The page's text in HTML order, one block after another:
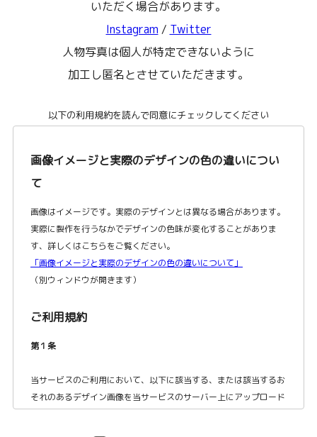
いただく場合があります。
Instagram / Twitter
人物写真は個人が特定できないように
加工し匿名とさせていただきます。
以下の利用規約を読んで同意にチェックしてください
画像イメージと実際のデザインの色の違いについ
て
画像はイメージです。実際のデザインとは異なる場合があります。
実際に製作を行うなかでデザインの色味が変化することがありま
す、詳しくはこちらをご覧ください。
「画像イメージと実際のデザインの色の違いについて」
（別ウィンドウが開きます）
ご利用規約
第１条
当サービスのご利用において、以下に該当する、または該当するお
それのあるデザイン画像を当サービスのサーバー上にアップロード